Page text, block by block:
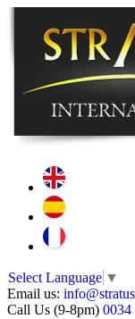
Select Language ▼
Email us:
Call Us (9-8pm) 0034